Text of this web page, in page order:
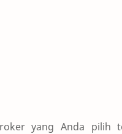
yang Anda pilih